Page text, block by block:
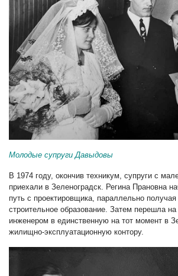
Молодые супруги Давыдовы
В 1974 году, окончив техникум, супруги с
приехали в Зеленоградск. Регина Прановна
путь с проектировщика, параллельно
строительное образование. Затем перешла
инженером в единственную на тот момент в
жилищно-эксплуатационную контору.